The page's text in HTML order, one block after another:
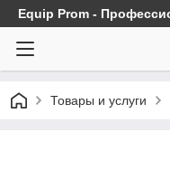
Equip Prom -
Товары и услуги